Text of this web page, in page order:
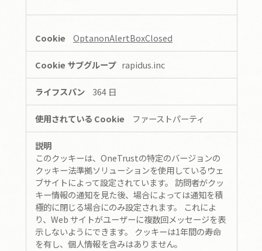
OptanonAlertBoxClosed
rapidus.inc
364 日
ファーストパーティ
このクッキーは、OneTrustの特定のバージョンの
クッキー法準拠ソリューションを使用しているウェ
ブサイトによって設定されています。 訪問者がクッ
キー情報の通知を見た後、場合によっては通知を積
極的に閉じる場合にのみ設定されます。 これによ
り、Web サイトがユーザーに複数回メッセージを表
示しないようにできます。 クッキーは1年間の寿命
を有し、個人情報を含みはありません。